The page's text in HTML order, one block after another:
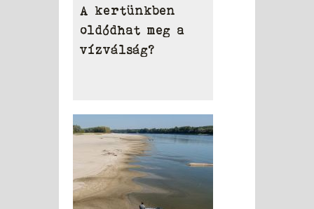
A kertünkben
oldódhat meg a
vízválság?